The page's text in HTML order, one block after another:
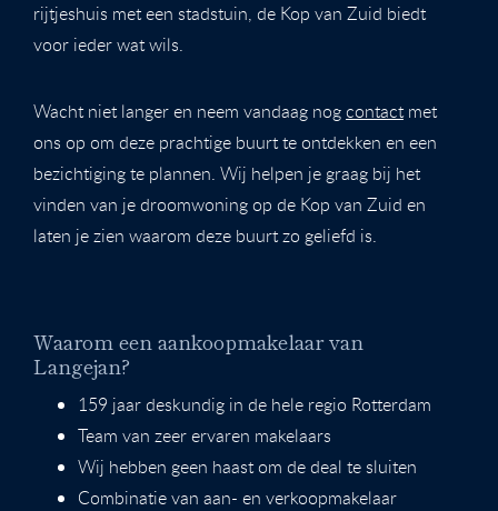
rijtjeshuis met een stadstuin, de Kop van Zuid biedt
voor ieder wat wils.
Wacht niet langer en neem vandaag nogcontactmet
ons op om deze prachtige buurt te ontdekken en een
bezichtiging te plannen. Wij helpen je graag bij het
vinden van je droomwoning op de Kop van Zuid en
laten je zien waarom deze buurt zo geliefd is.
Waarom een aankoopmakelaar van
Langejan?
159 jaar deskundig in de hele regio Rotterdam
Team van zeer ervaren makelaars
Wij hebben geen haast om de deal te sluiten
Combinatie van aan- en verkoopmakelaar